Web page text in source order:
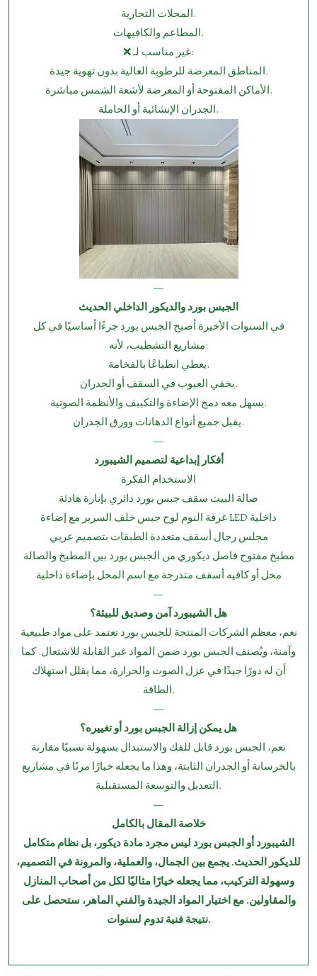
المحلات التجارية.
المطاعم والكافيهات.
❌ غير مناسب لـ:
المناطق المعرضة للرطوبة العالية بدون تهوية جيدة.
الأماكن المفتوحة أو المعرضة لأشعة الشمس مباشرة.
الجدران الإنشائية أو الحاملة.
—
الجبس بورد والديكور الداخلي الحديث
في السنوات الأخيرة أصبح الجبس بورد جزءًا أساسيًا في كل
مشاريع التشطيب، لأنه:
يعطي انطباعًا بالفخامة.
يخفي العيوب في السقف أو الجدران.
يسهل معه دمج الإضاءة والتكييف والأنظمة الصوتية.
يقبل جميع أنواع الدهانات وورق الجدران.
—
أفكار إبداعية لتصميم الشيبورد
الاستخدام الفكرة
صالة البيت سقف جبس بورد دائري بإنارة هادئة
غرفة النوم لوح جبس خلف السرير مع إضاءة LED داخلية
مجلس رجال أسقف متعددة الطبقات بتصميم عربي
مطبخ مفتوح فاصل ديكوري من الجبس بورد بين المطبخ والصالة
محل أو كافيه أسقف متدرجة مع اسم المحل بإضاءة داخلية
—
هل الشيبورد آمن وصديق للبيئة؟
نعم، معظم الشركات المنتجة للجبس بورد تعتمد على مواد طبيعية
وآمنة، ويُصنف الجبس بورد ضمن المواد غير القابلة للاشتعال. كما
أن له دورًا جيدًا في عزل الصوت والحرارة، مما يقلل استهلاك
الطاقة.
—
هل يمكن إزالة الجبس بورد أو تغييره؟
نعم، الجبس بورد قابل للفك والاستبدال بسهولة نسبيًا مقارنة
بالخرسانة أو الجدران الثابتة، وهذا ما يجعله خيارًا مرنًا في مشاريع
التعديل والتوسعة المستقبلية.
—
خلاصة المقال بالكامل
⁠الشيبورد أو الجبس بورد ليس مجرد مادة ديكور، بل نظام متكامل
للديكور الحديث. يجمع بين الجمال، والعملية، والمرونة في التصميم،
وسهولة التركيب، مما يجعله خيارًا مثاليًا لكل من أصحاب المنازل
والمقاولين. مع اختيار المواد الجيدة والفني الماهر، ستحصل على
نتيجة فنية تدوم لسنوات.